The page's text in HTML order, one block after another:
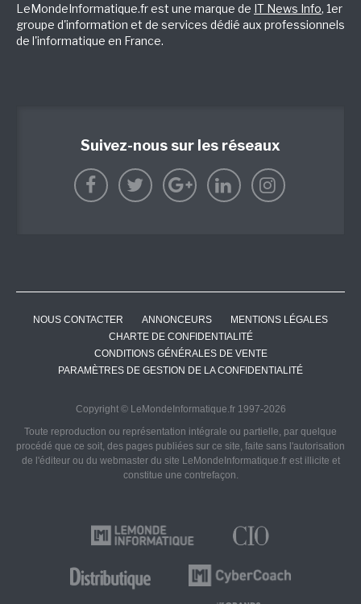
LeMondeInformatique.fr est une marque de IT News Info, 1er
groupe d'information et de services dédié aux professionnels
de l'informatique en France.
Suivez-nous sur les réseaux
NOUS CONTACTER ANNONCEURS
MENTIONS LÉGALES
CHARTE DE CONFIDENTIALITÉ
CONDITIONS GÉNÉRALES DE VENTE
PARAMÈTRES DE GESTION DE LA CONFIDENTIALITÉ
Copyright © LeMondeInformatique.fr 1997-2026
Toute reproduction ou représentation intégrale ou partielle, par quelque
procédé que ce soit, des pages publiées sur ce site, faite sans l'autorisation
de l'éditeur ou du webmaster du site LeMondeInformatique.fr est illicite et
constitue une contrefaçon.